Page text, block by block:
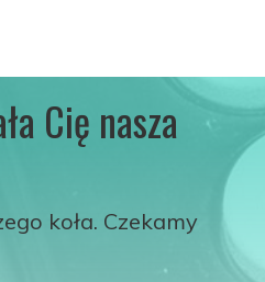
Cię nasza
koła. Czekamy